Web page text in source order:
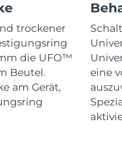
trockener
die UFO™
Beutel.
am Gerät,
eine